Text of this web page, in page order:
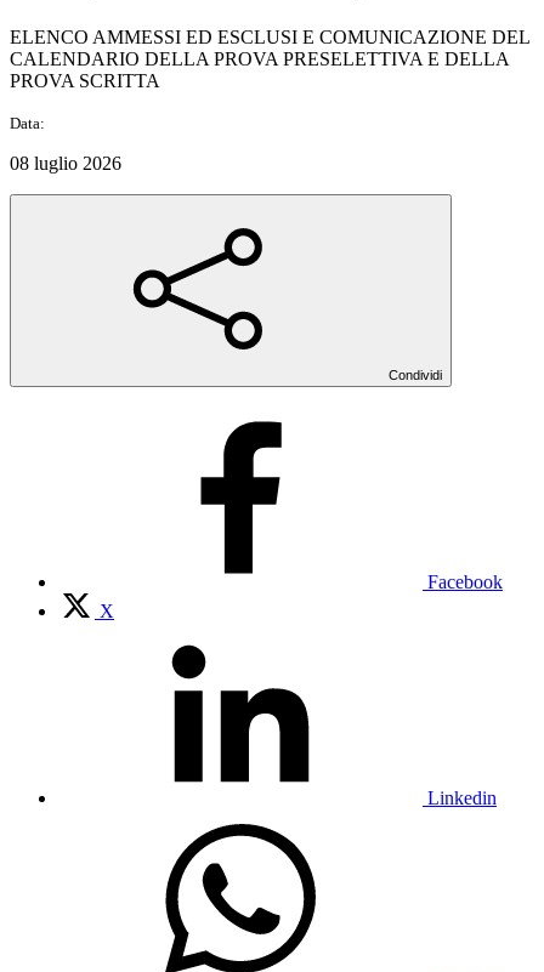
ELENCO AMMESSI ED ESCLUSI E COMUNICAZIONE DEL
CALENDARIO DELLA PROVA PRESELETTIVA E DELLA
PROVA SCRITTA
Data:
08 luglio 2026
Condividi
Facebook
X
Linkedin